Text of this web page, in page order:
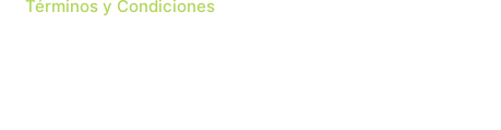
Términos y Condiciones